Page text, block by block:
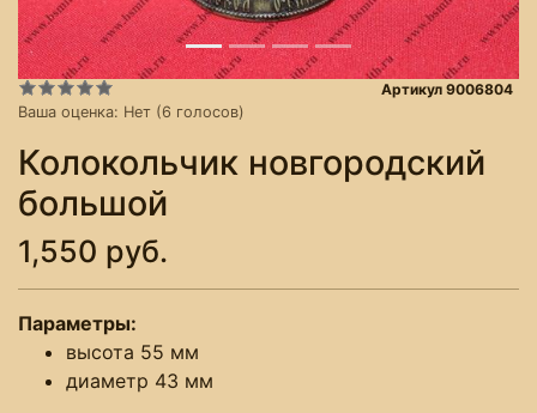
Ваша оценка: Нет (6 голосов)
Артикул 9006804
Колокольчик новгородский
большой
1,550 руб.
Параметры:
высота 55 мм
диаметр 43 мм